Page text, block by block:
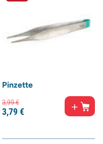
Pinzette
3,99€
3,79€